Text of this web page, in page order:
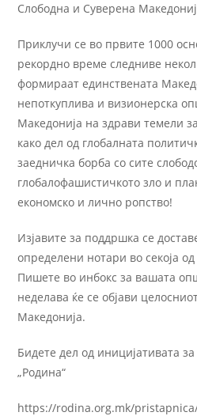
Слободна и Суверена
Приклучи се во првите 1000
рекордно време следниве
формираат единствената
непоткуплива и визионерска
Македонија на здрави темели
како дел од глобалната
заедничка борба со сите
глобалофашистичкото зло и
економско и лично ропство!
Изјавите за поддршка се
определени нотари во секоја
Пишете во инбокс за вашата
неделава ќе се објави
Македонија.
Бидете дел од иницијативата
„Родина“
https://rodina.org.mk/